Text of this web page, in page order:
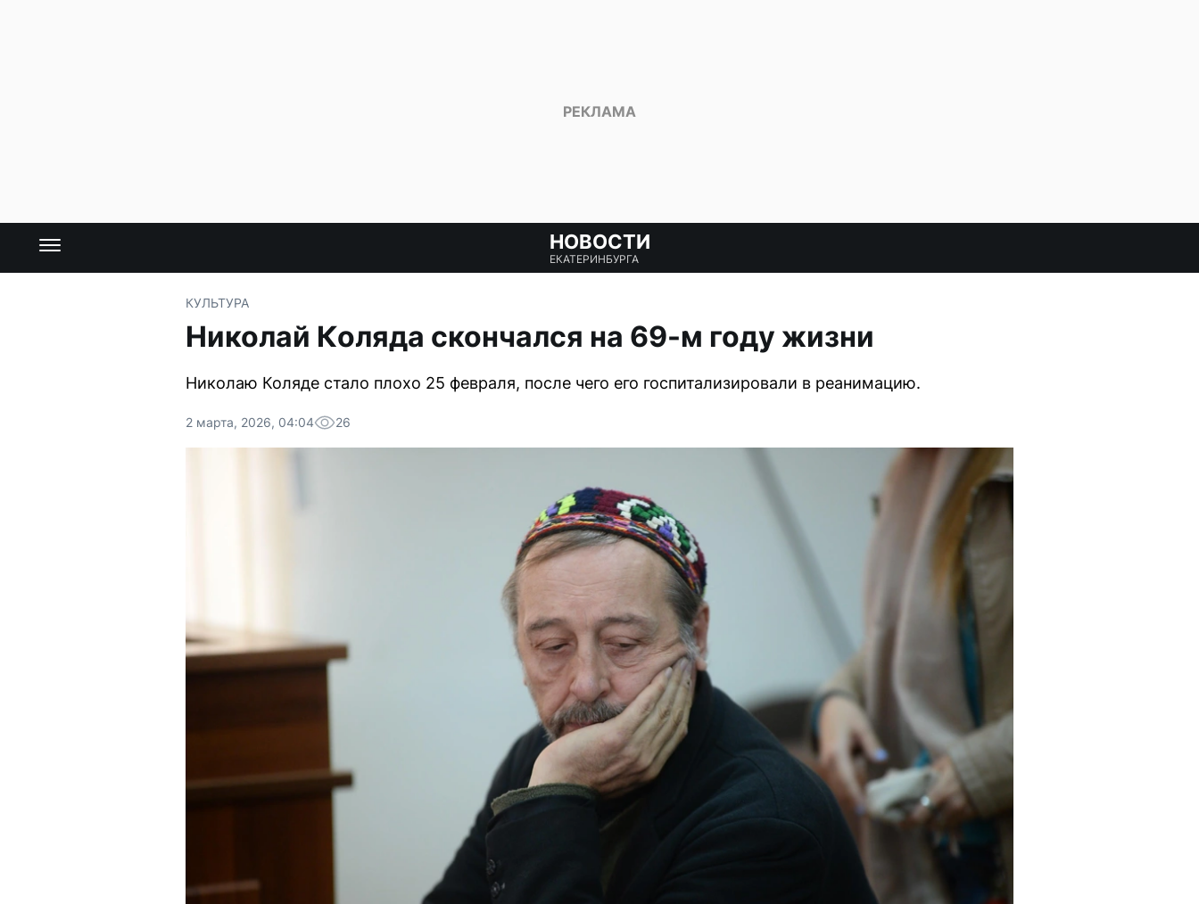
НОВОСТИ
ЕКАТЕРИНБУРГА
КУЛЬТУРА
Николай Коляда скончался на 69-м году жизни
Николаю Коляде стало плохо 25 февраля, после чего его госпитализировали в реанимацию.
2 марта, 2026, 04:04 26